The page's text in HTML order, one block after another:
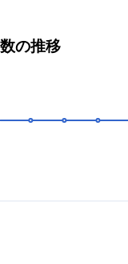
の推移